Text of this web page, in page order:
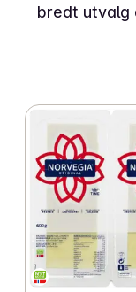
bredt utvalg